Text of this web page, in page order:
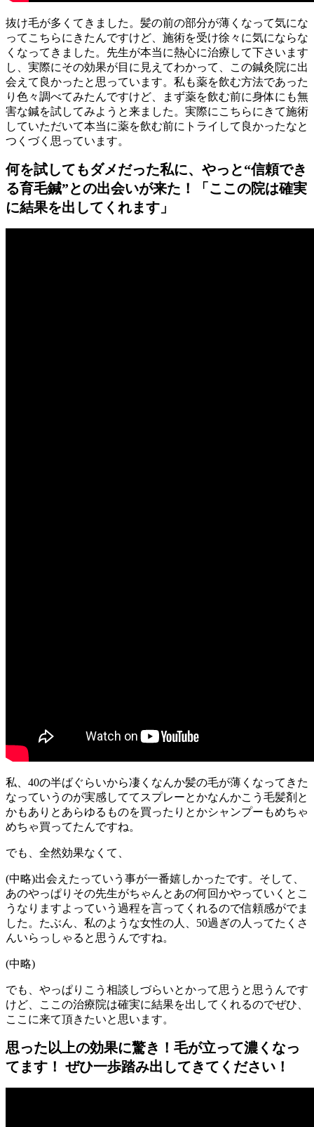
抜け毛が多くてきました。髪の前の部分が薄くなって気にな
ってこちらにきたんですけど、施術を受け徐々に気にならな
くなってきました。先生が本当に熱心に治療して下さいます
し、実際にその効果が目に見えてわかって、この鍼灸院に出
会えて良かったと思っています。私も薬を飲む方法であった
り色々調べてみたんですけど、まず薬を飲む前に身体にも無
害な鍼を試してみようと来ました。実際にこちらにきて施術
していただいて本当に薬を飲む前にトライして良かったなと
つくづく思っています。
何を試してもダメだった私に、やっと“信頼でき
る育毛鍼”との出会いが来た！「ここの院は確実
に結果を出してくれます」
私、40の半ばぐらいから凄くなんか髪の毛が薄くなってきた
なっていうのが実感しててスプレーとかなんかこう毛髪剤と
かもありとあらゆるものを買ったりとかシャンプーもめちゃ
めちゃ買ってたんですね。
でも、全然効果なくて、
(中略)出会えたっていう事が一番嬉しかったです。そして、
あのやっぱりその先生がちゃんとあの何回かやっていくとこ
うなりますよっていう過程を言ってくれるので信頼感がでま
した。たぶん、私のような女性の人、50過ぎの人ってたくさ
んいらっしゃると思うんですね。
(中略)
でも、やっぱりこう相談しづらいとかって思うと思うんです
けど、ここの治療院は確実に結果を出してくれるのでぜひ、
ここに来て頂きたいと思います。
思った以上の効果に驚き！毛が立って濃くなっ
てます！ ぜひ一歩踏み出してきてください！